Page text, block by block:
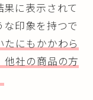
に表示されて
な印象を持つで
たにもかかわら
他社の商品の方